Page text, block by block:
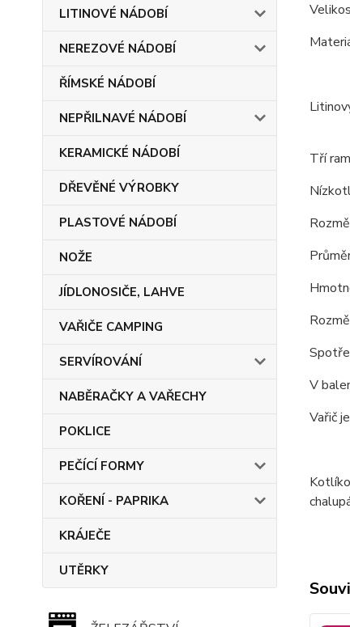
LITINOVÉ NÁDOBÍ
NEREZOVÉ NÁDOBÍ
ŘÍMSKÉ NÁDOBÍ
NEPŘILNAVÉ NÁDOBÍ
KERAMICKÉ NÁDOBÍ
DŘEVĚNÉ VÝROBKY
PLASTOVÉ NÁDOBÍ
NOŽE
JÍDLONOSIČE, LAHVE
VAŘIČE CAMPING
SERVÍROVÁNÍ
NABĚRAČKY A VAŘECHY
POKLICE
PEČÍCÍ FORMY
KOŘENÍ - PAPRIKA
KRÁJEČE
UTĚRKY
Tří
V
Vařič